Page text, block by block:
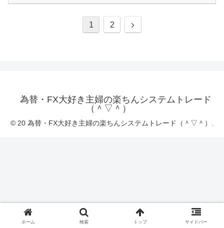
1 2
次
為替・FX大好き主婦の楽ちんシステムトレード
（＾▽＾）
© 20 為替・FX大好き主婦の楽ちんシステムトレード（＾▽＾）.
ホーム 検索 トップ サイドバー